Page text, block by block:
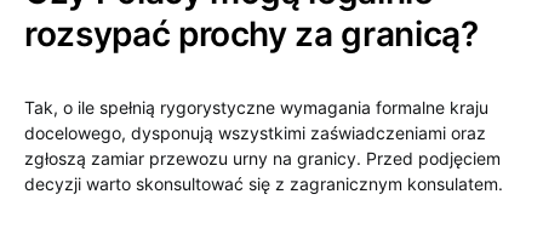
rozsypać prochy za granicą?
Tak, o ile spełnią rygorystyczne wymagania formalne kraju
docelowego, dysponują wszystkimi zaświadczeniami oraz
zgłoszą zamiar przewozu urny na granicy. Przed podjęciem
decyzji warto skonsultować się z zagranicznym konsulatem.